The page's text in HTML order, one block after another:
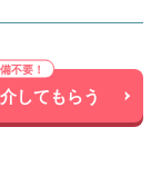
してもらう